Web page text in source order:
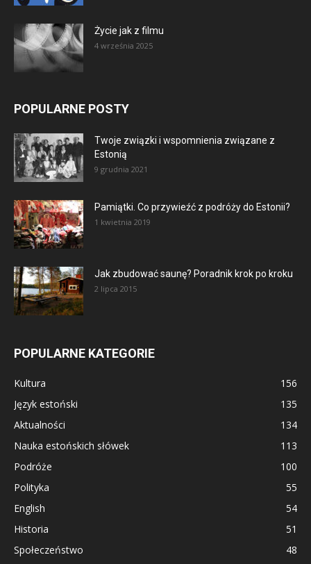
Życie jak z filmu
4 września 2025
POPULARNE POSTY
Twoje związki i wspomnienia związane z
Estonią
9 grudnia 2021
Pamiątki. Co przywieźć z podróży do Estonii?
1 kwietnia 2019
Jak zbudować saunę? Poradnik krok po kroku
2 lipca 2015
POPULARNE KATEGORIE
Kultura
156
Język estoński
135
Aktualności
134
Nauka estońskich słówek
113
Podróże
100
Polityka
55
English
54
Historia
51
Społeczeństwo
48